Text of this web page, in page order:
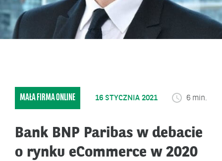
MAŁA FIRMA ONLINE 16 STYCZNIA 2021 6 min.
Bank BNP Paribas w debacie
o rynku eCommerce w 2020